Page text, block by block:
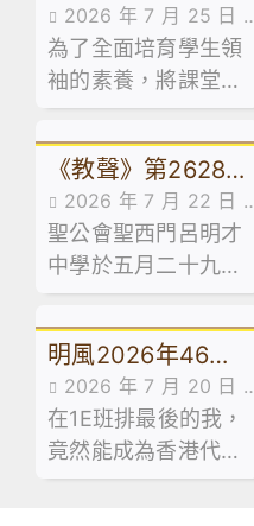
導組舉辦學生領袖
系列工作坊
2026 年 7 月 25 日
活動花絮
為了全面培育學生領
袖的素養，將課堂知
識延伸至領導實踐，
本校訓導組於日前試
後活動期間，精心規
劃並舉辦了兩場學生
領袖系列工作坊。
《教聲》第2628
期｜第五十屆畢業
典禮暨新基建揭幕
典禮
2026 年 7 月 22 日
傳媒訪問,最新消息
聖公會聖西門呂明才
中學於五月二十九日
舉行第五十屆畢業典
禮，由教育局首席教
育主任(課程發展)1李
建寰先生擔任主禮嘉
賓，並向畢業生致訓
辭及授憑。
明風2026年46期
｜學友社執行總
監-梁國成校友
2026 年 7 月 20 日
最新消息
在1E班排最後的我，
竟然能成為香港代表
隊成員，甚至成為十